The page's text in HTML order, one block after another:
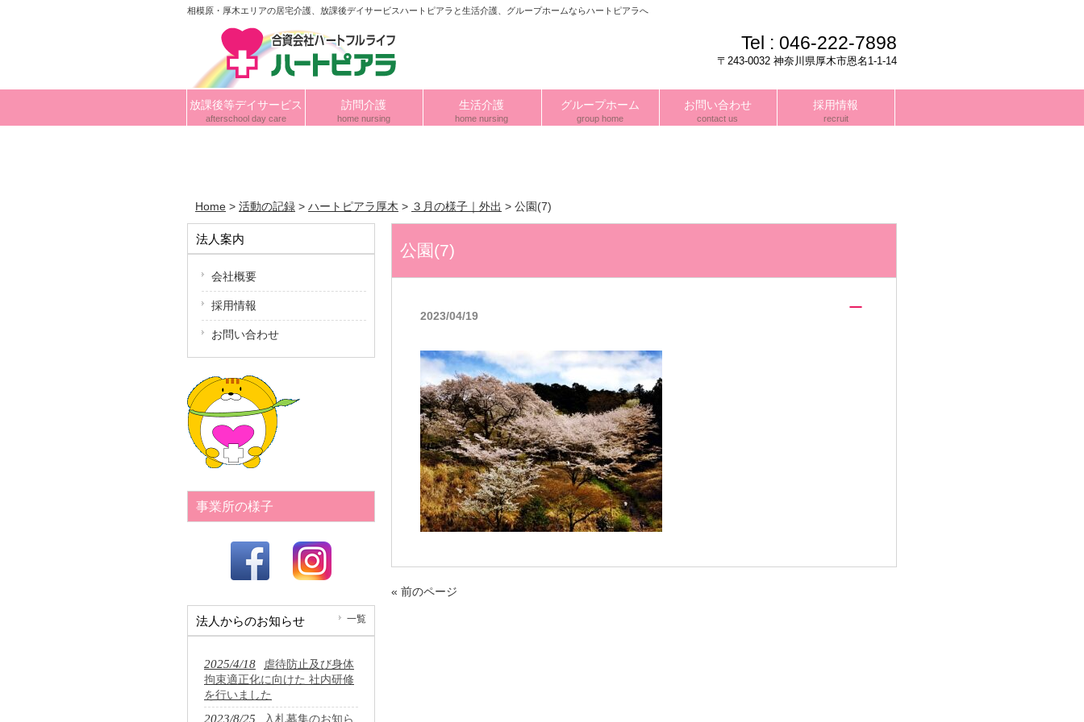
相模原・厚木エリアの居宅介護、放課後デイサービスハートピアラと生活介護、グループホームならハートピアラへ
Tel : 046-222-7898
〒243-0032 神奈川県厚木市恩名1-1-14
放課後等デイサービス
afterschool day care
訪問介護
home nursing
生活介護
home nursing
グループホーム
group home
お問い合わせ
contact us
採用情報
recruit
Home > 活動の記録 > ハートピアラ厚木 > ３月の様子｜外出 > 公園(7)
公園(7)
2023/04/19
« 前のページ
法人案内
会社概要
採用情報
お問い合わせ
事業所の様子
法人からのお知らせ 一覧
2025/4/18
虐待防止及び身体
拘束適正化に向けた 社内研修
を行いました
2023/8/25 入札募集のお知ら